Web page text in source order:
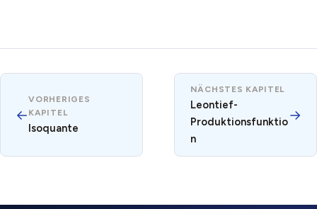
←
VORHERIGES
KAPITEL
Isoquante
NÄCHSTES KAPITEL
Leontief-
Produktionsfunktio
n
→